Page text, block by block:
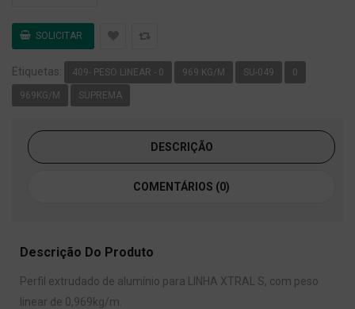
Etiquetas: 409- PESO LINEAR - 0 969 KG/M SU-049 0
969KG/M SUPREMA
DESCRIÇÃO
COMENTÁRIOS (0)
Descrição Do Produto
Perfil extrudado de alumínio para LINHA XTRAL S, com peso
linear de 0,969kg/m.